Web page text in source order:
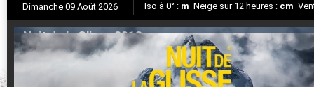
Dimanche 09 Août 2026 Iso à 0° : m Neige sur 12 heures : cm
Nuit de la Glisse 2018